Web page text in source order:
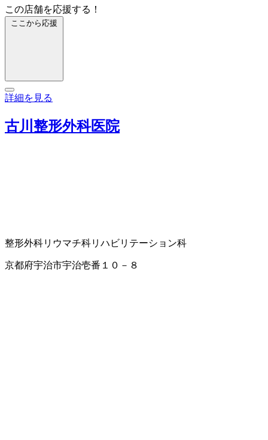
この店舗を応援する！
ここから応援
詳細を見る
古川整形外科医院
整形外科リウマチ科リハビリテーション科
京都府宇治市宇治壱番１０－８